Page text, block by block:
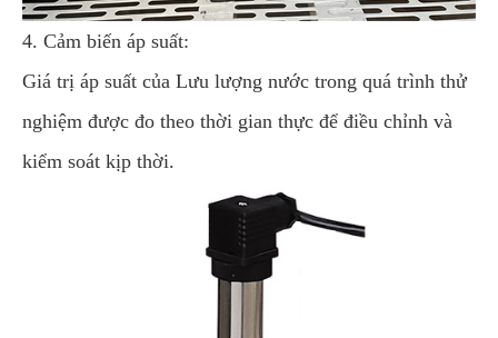
4. Cảm biến áp suất:
Giá trị áp suất của Lưu lượng nước trong quá trình thử
nghiệm được đo theo thời gian thực để điều chỉnh và
kiểm soát kịp thời.